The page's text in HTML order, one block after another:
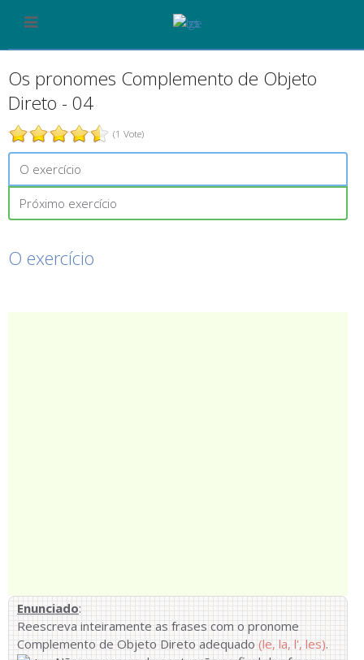
Os pronomes Complemento de Objeto
Direto - 04
(1 Vote)
O exercício
Próximo exercício
O exercício
Enunciado:
Reescreva inteiramente as frases com o pronome
Complemento de Objeto Direto adequado(le, la, l', les).